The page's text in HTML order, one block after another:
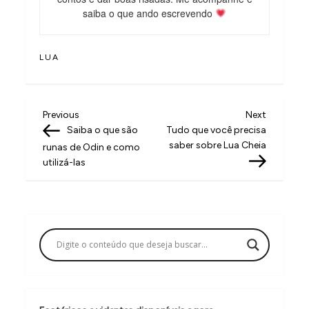
saiba o que ando escrevendo
LUA
N
a
v
a
ç
o
Previous
Post
Previous
Saiba o que são
runas de Odin e como
utilizá-las
Next
Post
Next
Tudo que você precisa
saber sobre Lua Cheia